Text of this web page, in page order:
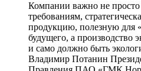
Компании важно не
требованиям,
продукцию, полезную для
будущего, а производство
и само должно быть
Владимир Потанин